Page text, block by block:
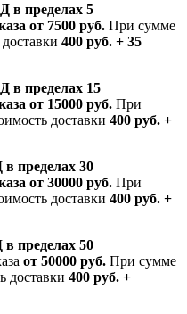
в пределах 5
от 7500 руб. При сумме
400 руб. + 35
в пределах 15
от 15000 руб. При
доставки 400 руб. +
пределах 30
от 30000 руб. При
доставки 400 руб. +
пределах 50
от 50000 руб. При сумме
доставки 400 руб. +